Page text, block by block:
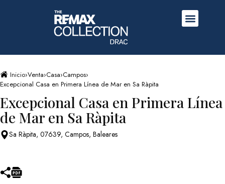
Inicio›Venta›Casa›Campos›
Excepcional Casa en Primera Línea de Mar en Sa Ràpita
Excepcional Casa en Primera Línea
de Mar en Sa Ràpita
Sa Ràpita, 07639, Campos, Baleares